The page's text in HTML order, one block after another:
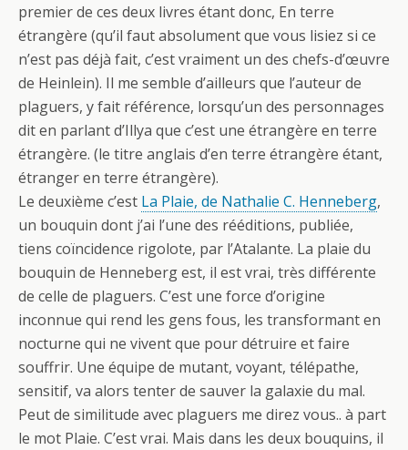
premier de ces deux livres étant donc, En terre
étrangère (qu’il faut absolument que vous lisiez si ce
n’est pas déjà fait, c’est vraiment un des chefs-d’œuvre
de Heinlein). Il me semble d’ailleurs que l’auteur de
plaguers, y fait référence, lorsqu’un des personnages
dit en parlant d’Illya que c’est une étrangère en terre
étrangère. (le titre anglais d’en terre étrangère étant,
étranger en terre étrangère).
Le deuxième c’est La Plaie, de Nathalie C. Henneberg,
un bouquin dont j’ai l’une des rééditions, publiée,
tiens coïncidence rigolote, par l’Atalante. La plaie du
bouquin de Henneberg est, il est vrai, très différente
de celle de plaguers. C’est une force d’origine
inconnue qui rend les gens fous, les transformant en
nocturne qui ne vivent que pour détruire et faire
souffrir. Une équipe de mutant, voyant, télépathe,
sensitif, va alors tenter de sauver la galaxie du mal.
Peut de similitude avec plaguers me direz vous.. à part
le mot Plaie. C’est vrai. Mais dans les deux bouquins, il